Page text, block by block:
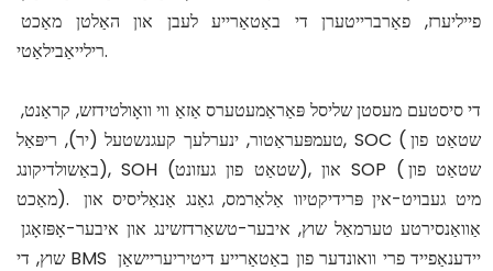
רילייאַבילאַטי.
טעמפּעראַטור, ינערלעך קעגנשטעל (יר), ריפּאַל, SOC (שטאַט פון
באַשולדיקונג), SOH (שטאַט פון געזונט), און SOP (שטאַט פון
מאַכט). מיט געבויט-אין פּרידיקטיוו אַלאַרמס, גאַנג אַנאַליסיס און
שוץ, די BMS יידענאַפייד פרי וואונדער פון באַטאַרייע דיטיריעריישאַן